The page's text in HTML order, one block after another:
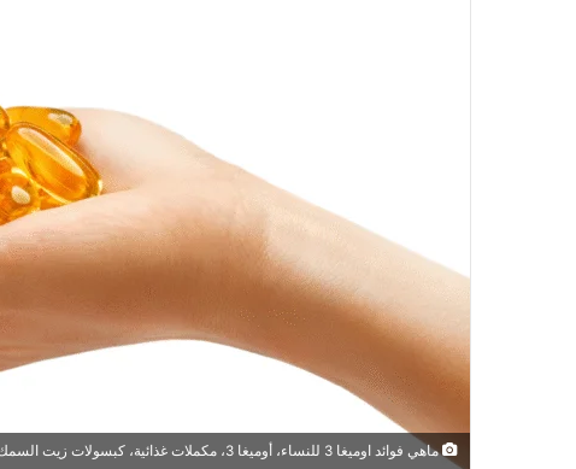
ماهي فوائد اوميغا 3 للنساء، أوميغا 3، مكملات غذائية، كبسولات زيت السمك، صحة المرأة، فوائد أوميغا 3 للنساء، مكملات غذائية طبيعية، العناية بالجسم.